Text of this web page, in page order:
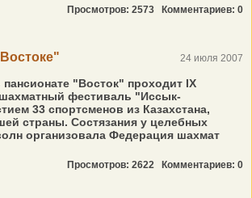
Просмотров: 2573 Комментариев: 0
24 июля 2007
"Восток" проходит IX
фестиваль "Иссык-
33 спортсменов из Казахстана,
страны. Состязания у целебных
организовала Федерация шахмат
Просмотров: 2622 Комментариев: 0